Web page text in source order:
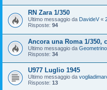
RN Zara 1/350
Ultimo messaggio da DavideV «
Risposte: 94
Ancora una Roma 1/350,
Ultimo messaggio da
Risposte: 34
U977 Luglio 1945
Ultimo messaggio da
Risposte: 13